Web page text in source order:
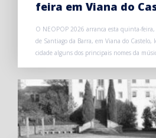
feira em Viana do
O NEOPOP 2026 arranca esta quinta-
de Santiago da Barra, em Viana do Castelo,
cidade alguns dos principais nomes da